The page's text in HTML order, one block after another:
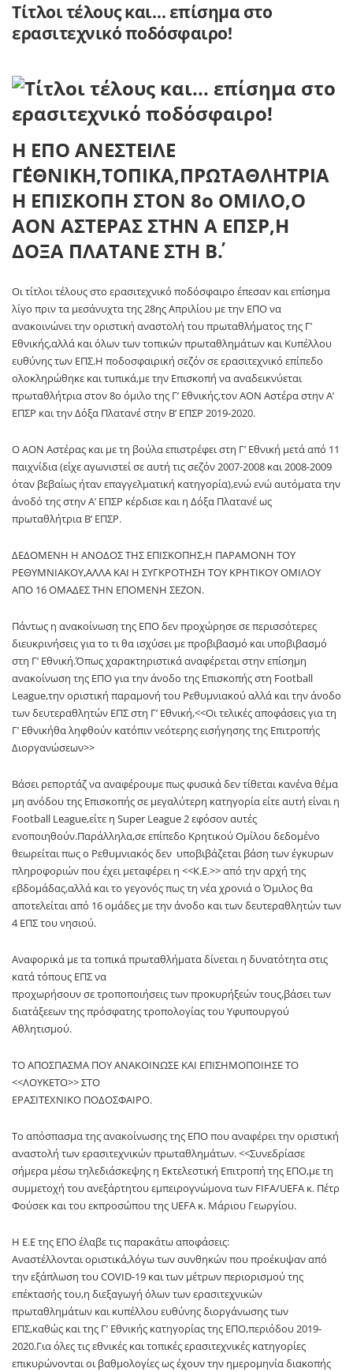
Τίτλοι τέλους και… επίσημα στο
ερασιτεχνικό ποδόσφαιρο!
Η ΕΠΟ ΑΝΕΣΤΕΙΛΕ
Γ΄ΕΘΝΙΚΗ,ΤΟΠΙΚΑ,ΠΡΩΤΑΘΛΗΤΡΙΑ
Η ΕΠΙΣΚΟΠΗ ΣΤΟΝ 8ο ΟΜΙΛΟ,Ο
ΑΟΝ ΑΣΤΕΡΑΣ ΣΤΗΝ Α ΕΠΣΡ,Η
ΔΟΞΑ ΠΛΑΤΑΝΕ ΣΤΗ Β΄.
Οι τίτλοι τέλους στο ερασιτεχνικό ποδόσφαιρο έπεσαν και επίσημα
λίγο πριν τα μεσάνυχτα της 28ης Απριλίου με την ΕΠΟ να
ανακοινώνει την οριστική αναστολή του πρωταθλήματος της Γ’
Εθνικής,αλλά και όλων των τοπικών πρωταθλημάτων και Κυπέλλου
ευθύνης των ΕΠΣ.Η ποδοσφαιρική σεζόν σε ερασιτεχνικό επίπεδο
ολοκληρώθηκε και τυπικά,με την Επισκοπή να αναδεικνύεται
πρωταθλήτρια στον 8ο όμιλο της Γ’ Εθνικής,τον ΑΟΝ Αστέρα στην Α’
ΕΠΣΡ και την Δόξα Πλατανέ στην Β’ ΕΠΣΡ 2019-2020.
Ο ΑΟΝ Αστέρας και με τη βούλα επιστρέφει στη Γ’ Εθνική μετά από 11
παιχνίδια (είχε αγωνιστεί σε αυτή τις σεζόν 2007-2008 και 2008-2009
όταν βεβαίως ήταν επαγγελματική κατηγορία),ενώ ενώ αυτόματα την
άνοδό της στην Α’ ΕΠΣΡ κέρδισε και η Δόξα Πλατανέ ως
πρωταθλήτρια Β’ ΕΠΣΡ.
ΔΕΔΟΜΕΝΗ Η ΑΝΟΔΟΣ ΤΗΣ ΕΠΙΣΚΟΠΗΣ,Η ΠΑΡΑΜΟΝΗ ΤΟΥ
ΡΕΘΥΜΝΙΑΚΟΥ,ΑΛΛΑ ΚΑΙ Η ΣΥΓΚΡΟΤΗΣΗ ΤΟΥ ΚΡΗΤΙΚΟΥ ΟΜΙΛΟΥ
ΑΠΟ 16 ΟΜΑΔΕΣ ΤΗΝ ΕΠΟΜΕΝΗ ΣΕΖΟΝ.
Πάντως η ανακοίνωση της ΕΠΟ δεν προχώρησε σε περισσότερες
διευκρινήσεις για το τι θα ισχύσει με προβιβασμό και υποβιβασμό
στη Γ’ Εθνική.Όπως χαρακτηριστικά αναφέρεται στην επίσημη
ανακοίνωση της ΕΠΟ για την άνοδο της Επισκοπής στη Football
League,την οριστική παραμονή του Ρεθυμνιακού αλλά και την άνοδο
των δευτεραθλητών ΕΠΣ στη Γ’ Εθνική,<<Οι τελικές αποφάσεις για τη
Γ’ Εθνικήθα ληφθούν κατόπιν νεότερης εισήγησης της Επιτροπής
Διοργανώσεων>>
Βάσει ρεπορτάζ να αναφέρουμε πως φυσικά δεν τίθεται κανένα θέμα
μη ανόδου της Επισκοπής σε μεγαλύτερη κατηγορία είτε αυτή είναι η
Football League,είτε η Super League 2 εφόσον αυτές
ενοποιηθούν.Παράλληλα,σε επίπεδο Κρητικού Ομίλου δεδομένο
θεωρείται πως ο Ρεθυμνιακός δεν υποβιβάζεται βάση των έγκυρων
πληροφοριών που έχει μεταφέρει η <<Κ.Ε.>> από την αρχή της
εβδομάδας,αλλά και το γεγονός πως τη νέα χρονιά ο Όμιλος θα
αποτελείται από 16 ομάδες με την άνοδο και των δευτεραθλητών των
4 ΕΠΣ του νησιού.
Αναφορικά με τα τοπικά πρωταθλήματα δίνεται η δυνατότητα στις
κατά τόπους ΕΠΣ να
προχωρήσουν σε τροποποιήσεις των προκυρήξεών τους,βάσει των
διατάξεεων της πρόσφατης τροπολογίας του Υφυπουργού
Αθλητισμού.
ΤΟ ΑΠΟΣΠΑΣΜΑ ΠΟΥ ΑΝΑΚΟΙΝΩΣΕ ΚΑΙ ΕΠΙΣΗΜΟΠΟΙΗΣΕ ΤΟ
<<ΛΟΥΚΕΤΟ>> ΣΤΟ
ΕΡΑΣΙΤΕΧΝΙΚΟ ΠΟΔΟΣΦΑΙΡΟ.
Το απόσπασμα της ανακοίνωσης της ΕΠΟ που αναφέρει την οριστική
αναστολή των ερασιτεχνικών πρωταθλημάτων. <<Συνεδρίασε
σήμερα μέσω τηλεδιάσκεψης η Εκτελεστική Επιτροπή της ΕΠΟ,με τη
συμμετοχή του ανεξάρτητου εμπειρογνώμονα των FIFA/UEFA κ. Πέτρ
Φούσεκ και του εκπροσώπου της UEFA κ. Μάριου Γεωργίου.
Η Ε.Ε της ΕΠΟ έλαβε τις παρακάτω αποφάσεις:
Αναστέλλονται οριστικά,λόγω των συνθηκών που προέκυψαν από
την εξάπλωση του COVID-19 και των μέτρων περιορισμού της
επέκτασής του,η διεξαγωγή όλων των ερασιτεχνικών
πρωταθλημάτων και κυπέλλου ευθύνης διοργάνωσης των
ΕΠΣ,καθώς και της Γ’ Εθνικής κατηγορίας της ΕΠΟ,περιόδου 2019-
2020.Για όλες τις εθνικές και τοπικές ερασιτεχνικές κατηγορίες
επικυρώνονται οι βαθμολογίες ως έχουν την ημερομηνία διακοπής